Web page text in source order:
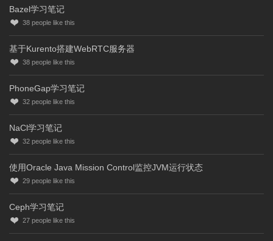
Bazel学习笔记
38 people like this
基于Kurento搭建WebRTC服务器
38 people like this
PhoneGap学习笔记
32 people like this
NaCl学习笔记
32 people like this
使用Oracle Java Mission Control监控JVM运行状态
29 people like this
Ceph学习笔记
27 people like this